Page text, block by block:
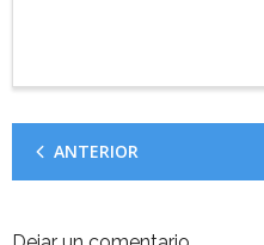
ANTERIOR